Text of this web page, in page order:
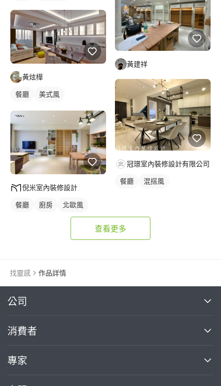
黃炫樺
餐廳 美式風
倪米室內裝修設計
餐廳 廚房 北歐風
客廳燈光設計
黃建祥
冠璟室內裝修設計有限公司
餐廳 混搭風
查看更多
找靈感 作品詳情
公司
關於我們
部落格
消費者
買服務
專家
繼續完成